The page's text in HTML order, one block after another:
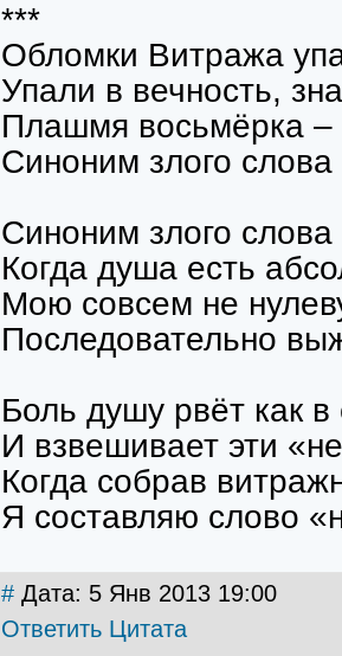
***
Обломки Витража
Упали в вечность,
Плашмя восьмёрка –
Синоним злого слова
Синоним злого
Когда душа есть
Мою совсем не
Последовательно
Боль душу рвёт как в
И взвешивает эти
Когда собрав
Я составляю слово
# Дата: 5 Янв 2013 19:00
Ответить Цитата